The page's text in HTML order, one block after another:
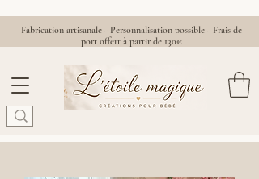
Fabrication artisanale - Personnalisation possible - Frais de
port offert à partir de 130€